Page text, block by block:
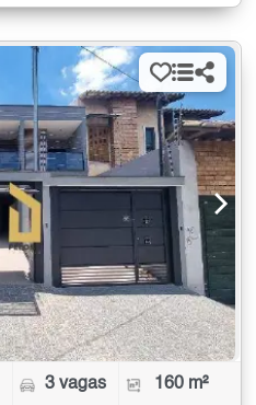
3 vagas 160 m²